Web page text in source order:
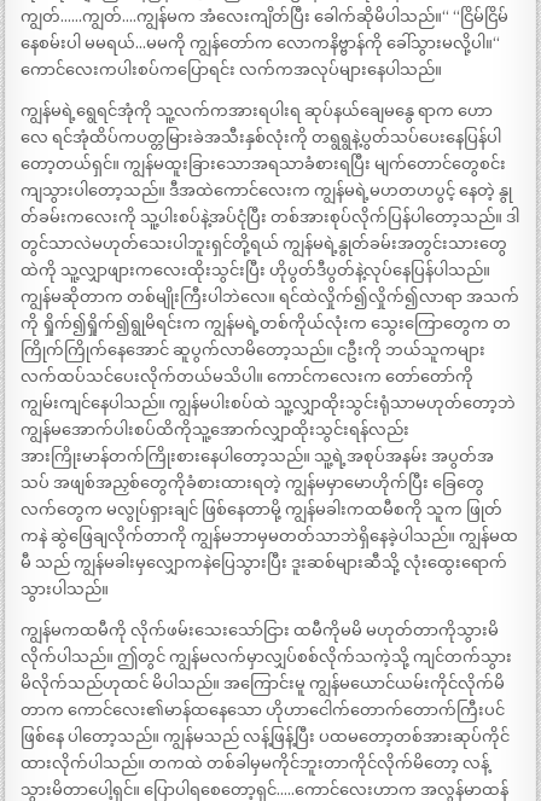
ကျွတ်……ကျွတ်….ကျွန်မက အံလေးကျိတ်ပြီး ခေါက်ဆိုမိပါသည်။“ “ငြိမ်ငြိမ်
နေစမ်းပါ မမရယ်…မမကို ကျွန်တော်က လောကနိဗ္ဗာန်ကို ခေါ်သွားမလို့ပါ။“
ကောင်လေးကပါးစပ်ကပြောရင်း လက်ကအလုပ်များနေပါသည်။
ကျွန်မရဲ့ရွေရင်အုံကို သူ့လက်ကအားရပါးရ ဆုပ်နယ်ချေမနွေ ရာက ဟော
လေ ရင်အုံထိပ်ကပတ္တမြားခဲအသီးနှစ်လုံးကို တရွရွနဲ့ပွတ်သပ်ပေးနေပြန်ပါ
တော့တယ်ရှင်။ ကျွန်မထူးခြားသောအရသာခံစားရပြီး မျက်တောင်တွေစင်း
ကျသွားပါတော့သည်။ ဒီအထဲကောင်လေးက ကျွန်မရဲ့မဟတဟပွင့် နေတဲ့ နွု
တ်ခမ်းကလေးကို သူ့ပါးစပ်နဲ့အပ်ငုံပြီး တစ်အားစုပ်လိုက်ပြန်ပါတော့သည်။ ဒါ
တွင်သာလဲမဟုတ်သေးပါဘူးရှင်တို့ရယ် ကျွန်မရဲ့နွုတ်ခမ်းအတွင်းသားတွေ
ထဲကို သူ့လျှာဖျားကလေးထိုးသွင်းပြီး ဟိုပွတ်ဒီပွတ်နဲ့လုပ်နေပြန်ပါသည်။
ကျွန်မဆိုတာက တစ်မျိုးကြီးပါဘဲလေ။ ရင်ထဲလှိုက်၍လှိုက်၍လာရာ အသက်
ကို ရှိုက်၍ရှိုက်၍ရွုမိရင်းက ကျွန်မရဲ့တစ်ကိုယ်လုံးက သွေးကြောတွေက တ
ကြိုက်ကြိုက်နေအောင် ဆူပွက်လာမိတော့သည်။ ငဦးကို ဘယ်သူကများ
လက်ထပ်သင်ပေးလိုက်တယ်မသိပါ။ ကောင်ကလေးက တော်တော်ကို
ကျွမ်းကျင်နေပါသည်။ ကျွန်မပါးစပ်ထဲ သူ့လျှာထိုးသွင်းရုံသာမဟုတ်တော့ဘဲ
ကျွန်မအောက်ပါးစပ်ထိကိုသူ့အောက်လျှာထိုးသွင်းရန်လည်း
အားကြိုးမာန်တက်ကြိုးစားနေပါတော့သည်။ သူ့ရဲ့အစုပ်အနမ်း အပွတ်အ
သပ် အဖျစ်အညှစ်တွေကိုခံစားထားရတဲ့ ကျွန်မမှာမောဟိုက်ပြီး ခြေတွေ
လက်တွေက မလွုပ်ရှားချင် ဖြစ်နေတာမို့ ကျွန်မခါးကထမီစကို သူက ဖြုတ်
ကနဲ ဆွဲဖြေချလိုက်တာကို ကျွန်မဘာမှမတတ်သာဘဲရှိနေခဲ့ပါသည်။ ကျွန်မထ
မီ သည် ကျွန်မခါးမှလျှောကနဲပြေသွားပြီး ဒူးဆစ်များဆီသို့ လုံးထွေးရောက်
သွားပါသည်။
ကျွန်မကထမီကို လိုက်ဖမ်းသေးသော်ငြား ထမီကိုမမိ မဟုတ်တာကိုသွားမိ
လိုက်ပါသည်။ ဤတွင် ကျွန်မလက်မှာလျှပ်စစ်လိုက်သကဲ့သို့ ကျင်တက်သွား
မိလိုက်သည်ဟုထင် မိပါသည်။ အကြောင်းမူ ကျွန်မယောင်ယမ်းကိုင်လိုက်မိ
တာက ကောင်လေး၏မာန်ထနေသော ဟိုဟာငေါက်တောက်တောက်ကြီးပင်
ဖြစ်နေ ပါတော့သည်။ ကျွန်မသည် လန့်ဖြန့်ပြီး ပထမတော့တစ်အားဆုပ်ကိုင်
ထားလိုက်ပါသည်။ တကထဲ တစ်ခါမှမကိုင်ဘူးတာကိုင်လိုက်မိတော့ လန့်
သွားမိတာပေါ့ရှင်။ ပြောပါရစေတော့ရှင်…..ကောင်လေးဟာက အလွန်မာထန်